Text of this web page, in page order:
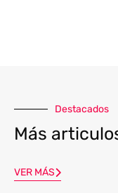
Destacados
Más
VER MÁS